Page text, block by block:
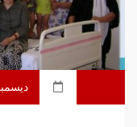
ديسمبر 30,